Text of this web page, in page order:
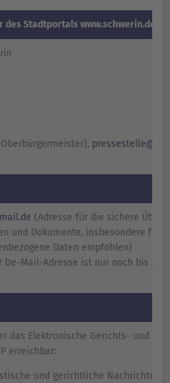
des Stadtportals www.schwerin.de
(Adresse für die sichere
und Dokumente, insbesondere für
Daten empfohlen)
De-Mail-Adresse ist nur noch bis zum
das Elektronische Gerichts- und
erreichbar:
und gerichtliche Nachrichten)